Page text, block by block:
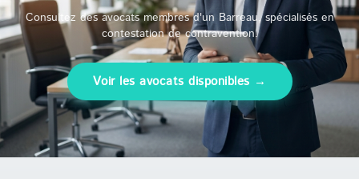
Consultez des avocats membres d'un Barreau, spécialisés en
contestation de contravention.
Voir les avocats disponibles →